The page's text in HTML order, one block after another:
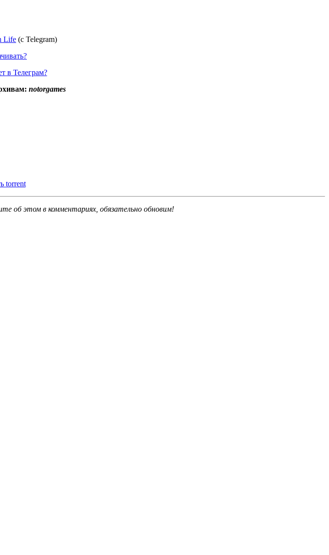
Life (c Telegram)
в Телеграм?
notorgames
torrent
об этом в комментариях, обязательно обновим!